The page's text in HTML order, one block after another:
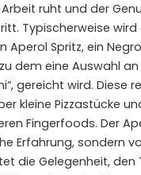
ruht und der
Typischerweise wird
Aperol Spritz, ein
dem eine Auswahl an
gereicht wird. Diese
kleine Pizzastücke
Fingerfoods. Der
Erfahrung, sondern
die Gelegenheit,